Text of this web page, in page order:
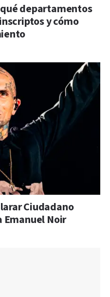
departamentos
y cómo
Ciudadano
Emanuel Noir